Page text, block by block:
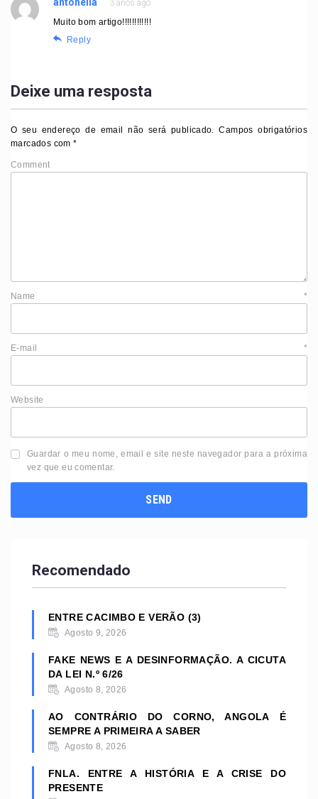
3 anos ago
Muito bom artigo!!!!!!!!!!!!
Reply
Deixe uma resposta
O seu endereço de email não será publicado.
Campos obrigatórios
marcados com*
Comment
Name *
E-mail *
Website
Guardar o meu nome, email e site neste navegador para a próxima
vez que eu comentar.
Recomendado
ENTRE CACIMBO E VERÃO (3)
Agosto 9, 2026
FAKE NEWS E A DESINFORMAÇÃO. A CICUTA
DA LEI N.º 6/26
Agosto 8, 2026
AO CONTRÁRIO DO CORNO, ANGOLA É
SEMPRE A PRIMEIRA A SABER
Agosto 8, 2026
FNLA. ENTRE A HISTÓRIA E A CRISE DO
PRESENTE